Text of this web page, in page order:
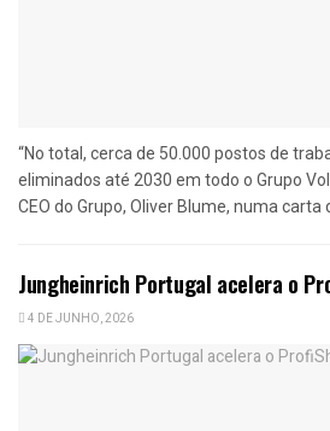
“No total, cerca de 50.000 postos de
eliminados até 2030 em todo o Grupo
CEO do Grupo, Oliver Blume, numa carta
Jungheinrich Portugal acelera o
4 DE JUNHO, 2026